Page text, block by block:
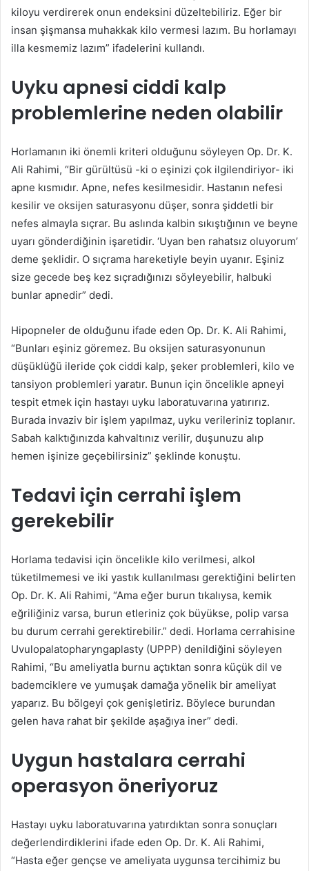
kiloyu verdirerek onun endeksini düzeltebiliriz. Eğer bir
insan şişmansa muhakkak kilo vermesi lazım. Bu horlamayı
illa kesmemiz lazım” ifadelerini kullandı.
Uyku apnesi ciddi kalp
problemlerine neden olabilir
Horlamanın iki önemli kriteri olduğunu söyleyen Op. Dr. K.
Ali Rahimi, “Bir gürültüsü -ki o eşinizi çok ilgilendiriyor- iki
apne kısmıdır. Apne, nefes kesilmesidir. Hastanın nefesi
kesilir ve oksijen saturasyonu düşer, sonra şiddetli bir
nefes almayla sıçrar. Bu aslında kalbin sıkıştığının ve beyne
uyarı gönderdiğinin işaretidir. ‘Uyan ben rahatsız oluyorum’
deme şeklidir. O sıçrama hareketiyle beyin uyanır. Eşiniz
size gecede beş kez sıçradığınızı söyleyebilir, halbuki
bunlar apnedir” dedi.
Hipopneler de olduğunu ifade eden Op. Dr. K. Ali Rahimi,
“Bunları eşiniz göremez. Bu oksijen saturasyonunun
düşüklüğü ileride çok ciddi kalp, şeker problemleri, kilo ve
tansiyon problemleri yaratır. Bunun için öncelikle apneyi
tespit etmek için hastayı uyku laboratuvarına yatırırız.
Burada invaziv bir işlem yapılmaz, uyku verileriniz toplanır.
Sabah kalktığınızda kahvaltınız verilir, duşunuzu alıp
hemen işinize geçebilirsiniz” şeklinde konuştu.
Tedavi için cerrahi işlem
gerekebilir
Horlama tedavisi için öncelikle kilo verilmesi, alkol
tüketilmemesi ve iki yastık kullanılması gerektiğini belirten
Op. Dr. K. Ali Rahimi, “Ama eğer burun tıkalıysa, kemik
eğriliğiniz varsa, burun etleriniz çok büyükse, polip varsa
bu durum cerrahi gerektirebilir.” dedi. Horlama cerrahisine
Uvulopalatopharyngaplasty (UPPP) denildiğini söyleyen
Rahimi, “Bu ameliyatla burnu açtıktan sonra küçük dil ve
bademciklere ve yumuşak damağa yönelik bir ameliyat
yaparız. Bu bölgeyi çok genişletiriz. Böylece burundan
gelen hava rahat bir şekilde aşağıya iner” dedi.
Uygun hastalara cerrahi
operasyon öneriyoruz
Hastayı uyku laboratuvarına yatırdıktan sonra sonuçları
değerlendirdiklerini ifade eden Op. Dr. K. Ali Rahimi,
“Hasta eğer gençse ve ameliyata uygunsa tercihimiz bu